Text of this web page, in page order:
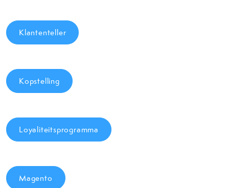
Klantenteller
Kopstelling
Loyaliteitsprogramma
Magento